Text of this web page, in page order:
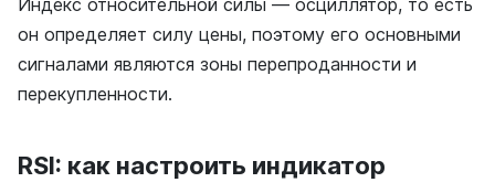
Индекс относительной силы — осциллятор, то есть
он определяет силу цены, поэтому его основными
сигналами являются зоны перепроданности и
перекупленности.
RSI: как настроить индикатор